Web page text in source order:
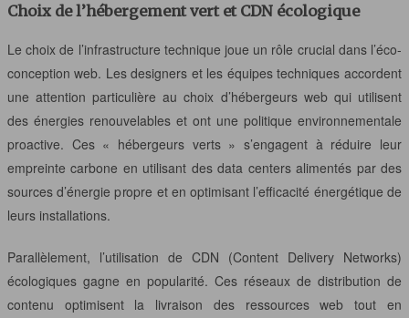
Choix de l’hébergement vert et CDN écologique
Le choix de l’infrastructure technique joue un rôle crucial dans l’éco-
conception web. Les designers et les équipes techniques accordent
une attention particulière au choix d’hébergeurs web qui utilisent
des énergies renouvelables et ont une politique environnementale
proactive. Ces « hébergeurs verts » s’engagent à réduire leur
empreinte carbone en utilisant des data centers alimentés par des
sources d’énergie propre et en optimisant l’efficacité énergétique de
leurs installations.
Parallèlement, l’utilisation de CDN (Content Delivery Networks)
écologiques gagne en popularité. Ces réseaux de distribution de
contenu optimisent la livraison des ressources web tout en